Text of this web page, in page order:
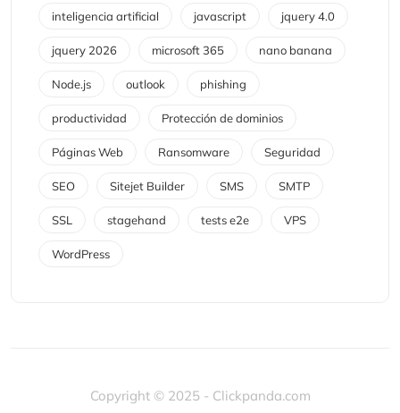
inteligencia artificial javascript jquery 4.0
jquery 2026 microsoft 365 nano banana
Node.js outlook phishing
productividad Protección de dominios
Páginas Web Ransomware Seguridad
SEO Sitejet Builder SMS SMTP
SSL stagehand tests e2e VPS
WordPress
Copyright © 2025 - Clickpanda.com